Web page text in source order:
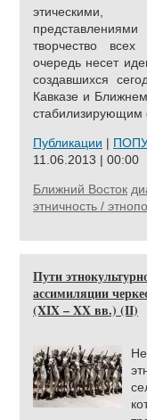
этическими,
творчество
очередь несет
создавшихся
Кавказе и
стабилизирующим
Публикации |
11.06.2013 | 00:00
Ближний Восток
этничность /
Пути
ассимиляции
(XIX – XX вв.) (II)